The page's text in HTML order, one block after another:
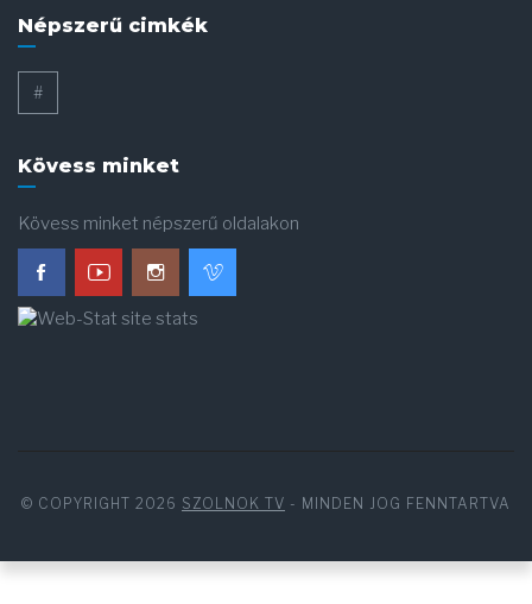
Népszerű cimkék
#
Kövess minket
Kövess minket népszerű oldalakon
© COPYRIGHT 2026 SZOLNOK TV - MINDEN JOG FENNTARTVA